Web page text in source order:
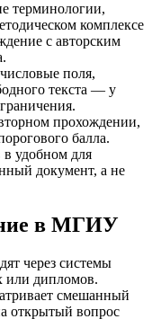
терминологии,
комплексе
с авторским
поля,
текста — у
прохождении,
балла.
удобном для
документ, а не
в МГИУ
через системы
или дипломов.
смешанный
открытый вопрос